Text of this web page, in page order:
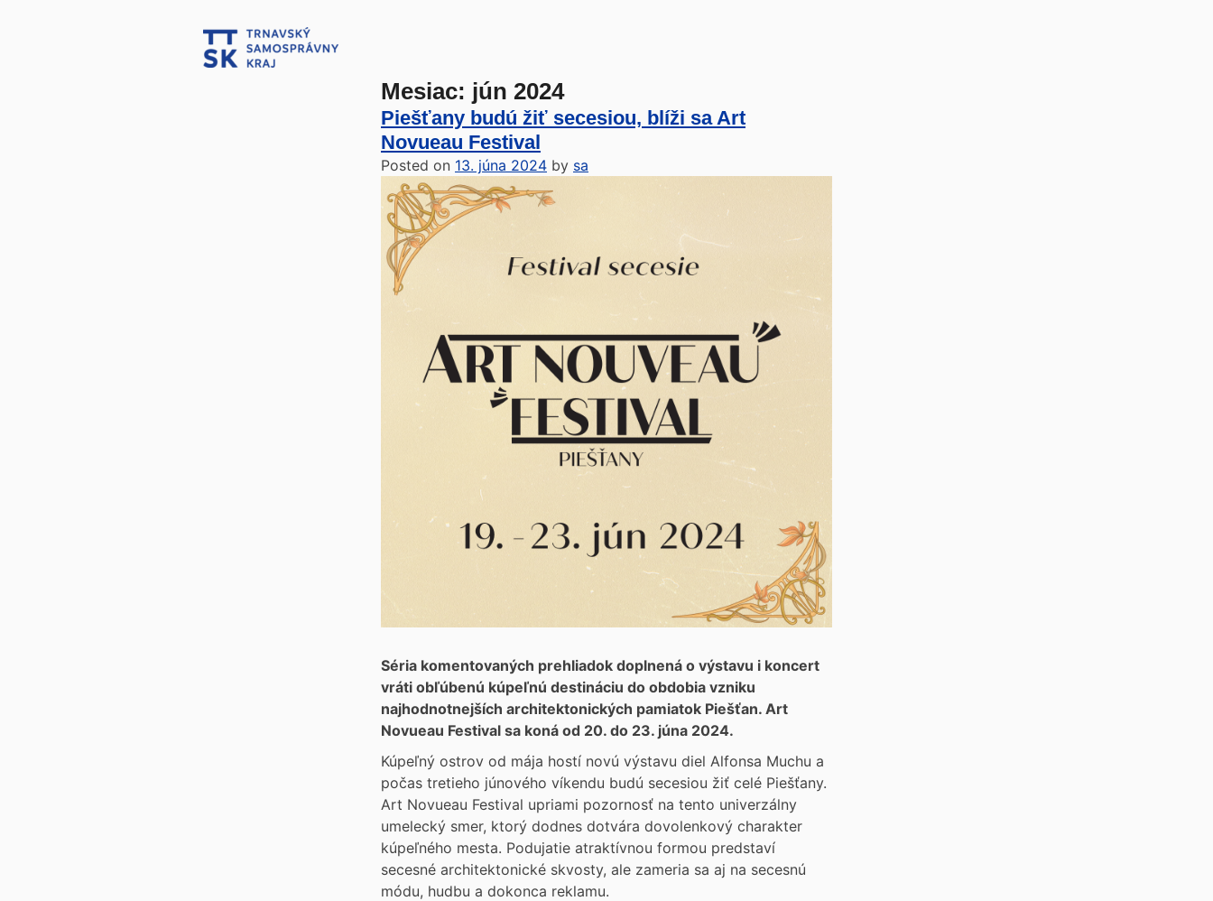
Mesiac: jún 2024
Piešťany budú žiť secesiou, blíži sa Art
Novueau Festival
Posted on 13. júna 2024 by sa
Séria komentovaných prehliadok doplnená o výstavu i koncert
vráti obľúbenú kúpeľnú destináciu do obdobia vzniku
najhodnotnejších architektonických pamiatok Piešťan. Art
Novueau Festival sa koná od 20. do 23. júna 2024.
Kúpeľný ostrov od mája hostí novú výstavu diel Alfonsa Muchu a
počas tretieho júnového víkendu budú secesiou žiť celé Piešťany.
Art Novueau Festival upriami pozornosť na tento univerzálny
umelecký smer, ktorý dodnes dotvára dovolenkový charakter
kúpeľného mesta. Podujatie atraktívnou formou predstaví
secesné architektonické skvosty, ale zameria sa aj na secesnú
módu, hudbu a dokonca reklamu.